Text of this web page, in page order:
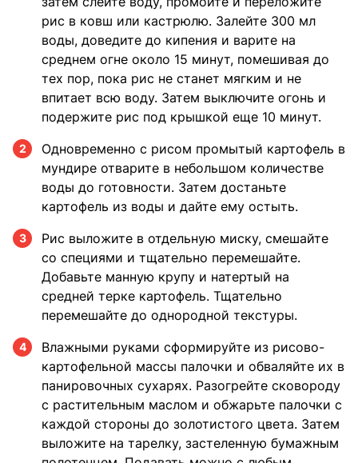
рис в ковш или кастрюлю. Залейте 300 мл
воды, доведите до кипения и варите на
среднем огне около 15 минут, помешивая до
тех пор, пока рис не станет мягким и не
впитает всю воду. Затем выключите огонь и
подержите рис под крышкой еще 10 минут.
2
Одновременно с рисом промытый картофель в
мундире отварите в небольшом количестве
воды до готовности. Затем достаньте
картофель из воды и дайте ему остыть.
3
Рис выложите в отдельную миску, смешайте
со специями и тщательно перемешайте.
Добавьте манную крупу и натертый на
средней терке картофель. Тщательно
перемешайте до однородной текстуры.
4
Влажными руками сформируйте из рисово-
картофельной массы палочки и обваляйте их в
панировочных сухарях. Разогрейте сковороду
с растительным маслом и обжарьте палочки с
каждой стороны до золотистого цвета. Затем
выложите на тарелку, застеленную бумажным